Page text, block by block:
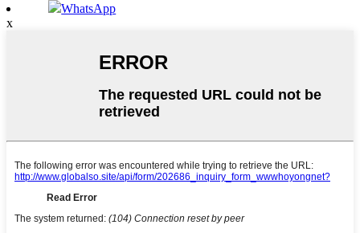
WhatsApp
x